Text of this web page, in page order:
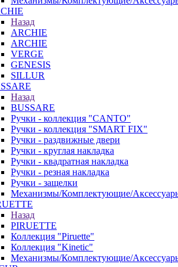
Назад
ARCHIE
ARCHIE
VERGE
GENESIS
SILLUR
Назад
BUSSARE
Ручки - коллекция "CANTO"
Ручки - коллекция "SMART FIX"
Ручки - раздвижные двери
Ручки - круглая накладка
Ручки - квадратная накладка
Ручки - резная накладка
Ручки - защелки
Механизмы/Комплектующие/
Назад
PIRUETTE
Коллекция "Piruette"
Коллекция "Kinetic"
Механизмы/Комплектующие/